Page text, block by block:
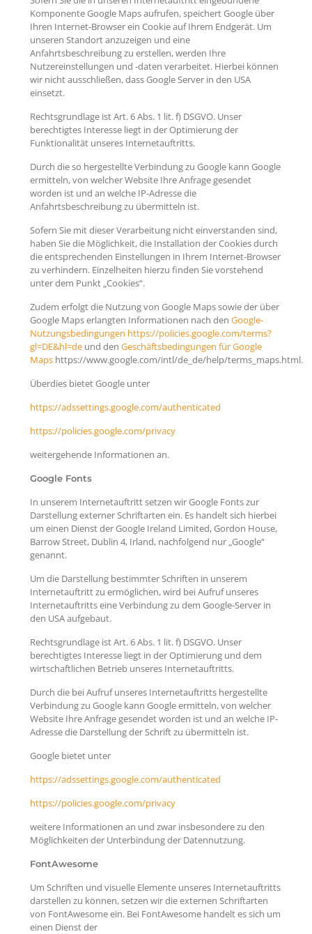
Komponente Google Maps aufrufen, speichert Google über
Ihren Internet-Browser ein Cookie auf Ihrem Endgerät. Um
unseren Standort anzuzeigen und eine
Anfahrtsbeschreibung zu erstellen, werden Ihre
Nutzereinstellungen und -daten verarbeitet. Hierbei können
wir nicht ausschließen, dass Google Server in den USA
einsetzt.
Rechtsgrundlage ist Art. 6 Abs. 1 lit. f) DSGVO. Unser
berechtigtes Interesse liegt in der Optimierung der
Funktionalität unseres Internetauftritts.
Durch die so hergestellte Verbindung zu Google kann Google
ermitteln, von welcher Website Ihre Anfrage gesendet
worden ist und an welche IP-Adresse die
Anfahrtsbeschreibung zu übermitteln ist.
Sofern Sie mit dieser Verarbeitung nicht einverstanden sind,
haben Sie die Möglichkeit, die Installation der Cookies durch
die entsprechenden Einstellungen in Ihrem Internet-Browser
zu verhindern. Einzelheiten hierzu finden Sie vorstehend
unter dem Punkt „Cookies“.
Zudem erfolgt die Nutzung von Google Maps sowie der über
Google Maps erlangten Informationen nach den Google-
Nutzungsbedingungen https://policies.google.com/terms?
gl=DE&hl=de und den Geschäftsbedingungen für Google
Maps https://www.google.com/intl/de_de/help/terms_maps.html.
Überdies bietet Google unter
https://adssettings.google.com/authenticated
https://policies.google.com/privacy
weitergehende Informationen an.
Google Fonts
In unserem Internetauftritt setzen wir Google Fonts zur
Darstellung externer Schriftarten ein. Es handelt sich hierbei
um einen Dienst der Google Ireland Limited, Gordon House,
Barrow Street, Dublin 4, Irland, nachfolgend nur „Google“
genannt.
Um die Darstellung bestimmter Schriften in unserem
Internetauftritt zu ermöglichen, wird bei Aufruf unseres
Internetauftritts eine Verbindung zu dem Google-Server in
den USA aufgebaut.
Rechtsgrundlage ist Art. 6 Abs. 1 lit. f) DSGVO. Unser
berechtigtes Interesse liegt in der Optimierung und dem
wirtschaftlichen Betrieb unseres Internetauftritts.
Durch die bei Aufruf unseres Internetauftritts hergestellte
Verbindung zu Google kann Google ermitteln, von welcher
Website Ihre Anfrage gesendet worden ist und an welche IP-
Adresse die Darstellung der Schrift zu übermitteln ist.
Google bietet unter
https://adssettings.google.com/authenticated
https://policies.google.com/privacy
weitere Informationen an und zwar insbesondere zu den
Möglichkeiten der Unterbindung der Datennutzung.
FontAwesome
Um Schriften und visuelle Elemente unseres Internetauftritts
darstellen zu können, setzen wir die externen Schriftarten
von FontAwesome ein. Bei FontAwesome handelt es sich um
einen Dienst der